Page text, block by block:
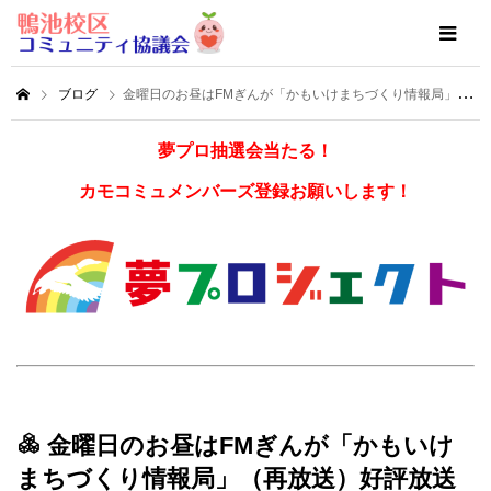
ブログ 金曜日のお昼はFMぎんが「かもいけまちづくり情報局」（再放送）好評放送中！
夢プロ抽選会当たる！
カモコミュメンバーズ登録お願いします！
金曜日のお昼はFMぎんが「かもいけ
まちづくり情報局」（再放送）好評放送